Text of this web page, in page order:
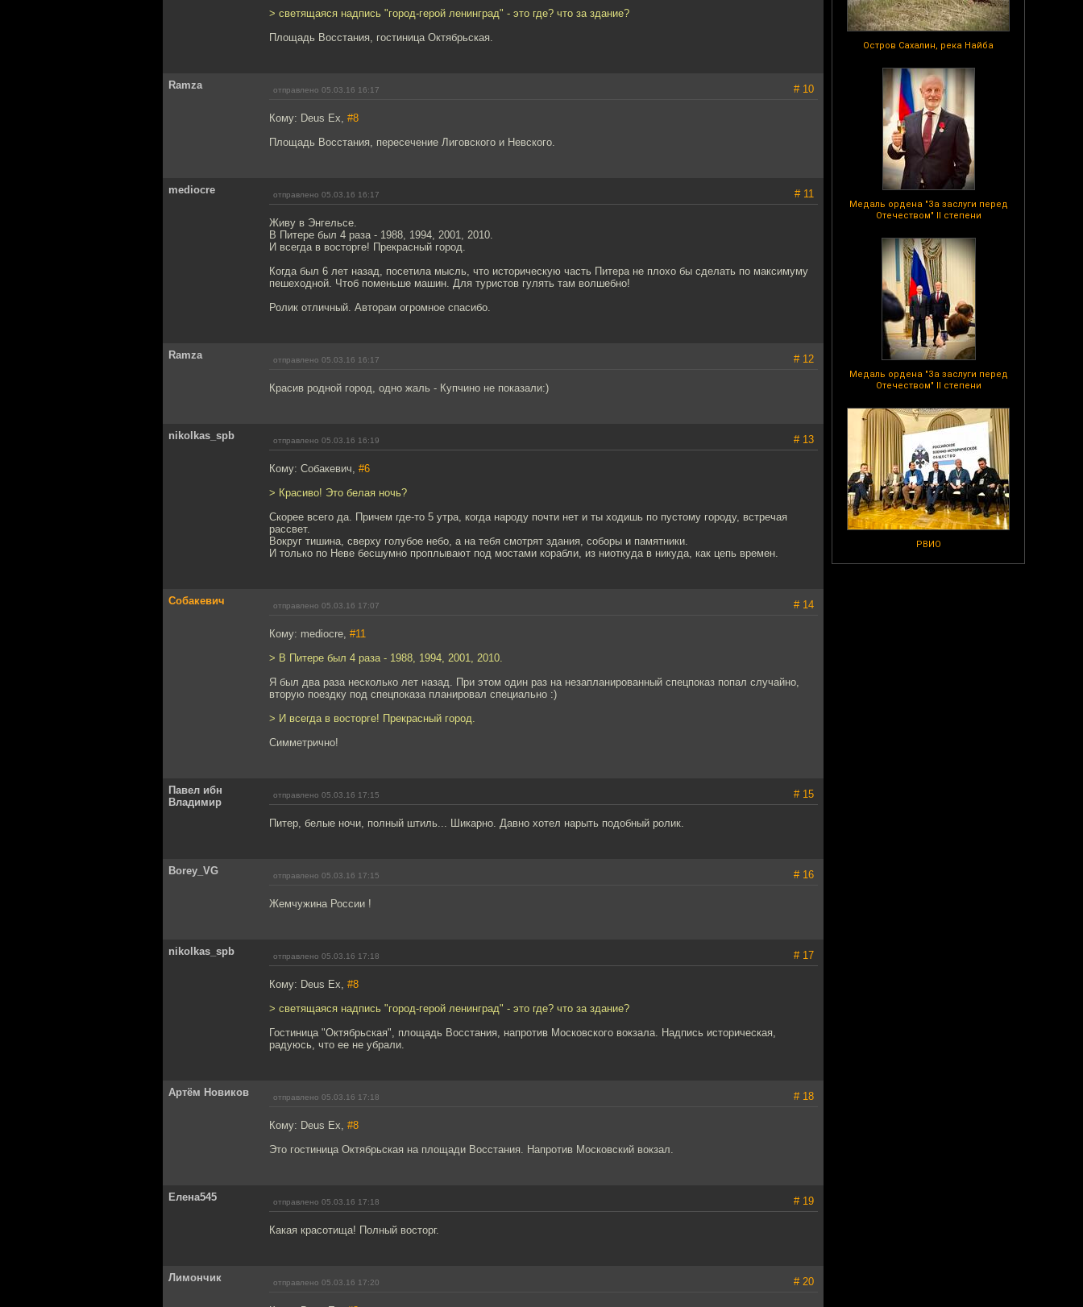
Остров Сахалин, река Найба
Медаль ордена "За заслуги перед
Отечеством" II степени
Медаль ордена "За заслуги перед
Отечеством" II степени
РВИО
> светящаяся надпись "город-герой ленинград" - это где? что за здание?
Площадь Восстания, гостиница Октябрьская.
Ramza отправлено 05.03.16 16:17 # 10
Кому: Deus Ex, #8
Площадь Восстания, пересечение Лиговского и Невского.
mediocre отправлено 05.03.16 16:17 # 11
Живу в Энгельсе.
В Питере был 4 раза - 1988, 1994, 2001, 2010.
И всегда в восторге! Прекрасный город.
Когда был 6 лет назад, посетила мысль, что историческую часть Питера не плохо бы сделать по максимуму
пешеходной. Чтоб поменьше машин. Для туристов гулять там волшебно!
Ролик отличный. Авторам огромное спасибо.
Ramza отправлено 05.03.16 16:17 # 12
Красив родной город, одно жаль - Купчино не показали:)
nikolkas_spb отправлено 05.03.16 16:19 # 13
Кому: Собакевич, #6
> Красиво! Это белая ночь?
Скорее всего да. Причем где-то 5 утра, когда народу почти нет и ты ходишь по пустому городу, встречая
рассвет.
Вокруг тишина, сверху голубое небо, а на тебя смотрят здания, соборы и памятники.
И только по Неве бесшумно проплывают под мостами корабли, из ниоткуда в никуда, как цепь времен.
Собакевич отправлено 05.03.16 17:07 # 14
Кому: mediocre, #11
> В Питере был 4 раза - 1988, 1994, 2001, 2010.
Я был два раза несколько лет назад. При этом один раз на незапланированный спецпоказ попал случайно,
вторую поездку под спецпоказа планировал специально :)
> И всегда в восторге! Прекрасный город.
Симметрично!
Павел ибн
Владимир
отправлено 05.03.16 17:15 # 15
Питер, белые ночи, полный штиль... Шикарно. Давно хотел нарыть подобный ролик.
Borey_VG отправлено 05.03.16 17:15 # 16
Жемчужина России !
nikolkas_spb отправлено 05.03.16 17:18 # 17
Кому: Deus Ex, #8
> светящаяся надпись "город-герой ленинград" - это где? что за здание?
Гостиница "Октябрьская", площадь Восстания, напротив Московского вокзала. Надпись историческая,
радуюсь, что ее не убрали.
Артём Новиков отправлено 05.03.16 17:18 # 18
Кому: Deus Ex, #8
Это гостиница Октябрьская на площади Восстания. Напротив Московский вокзал.
Елена545 отправлено 05.03.16 17:18 # 19
Какая красотища! Полный восторг.
Лимончик отправлено 05.03.16 17:20 # 20